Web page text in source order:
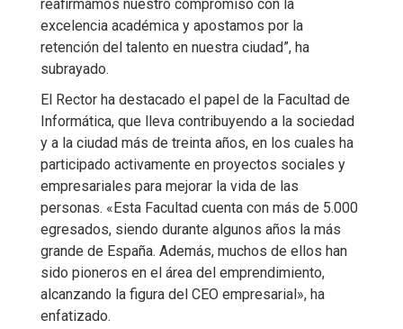
reafirmamos nuestro compromiso con la
excelencia académica y apostamos por la
retención del talento en nuestra ciudad”, ha
subrayado.
El Rector ha destacado el papel de la Facultad de
Informática, que lleva contribuyendo a la sociedad
y a la ciudad más de treinta años, en los cuales ha
participado activamente en proyectos sociales y
empresariales para mejorar la vida de las
personas. «Esta Facultad cuenta con más de 5.000
egresados, siendo durante algunos años la más
grande de España. Además, muchos de ellos han
sido pioneros en el área del emprendimiento,
alcanzando la figura del CEO empresarial», ha
enfatizado.